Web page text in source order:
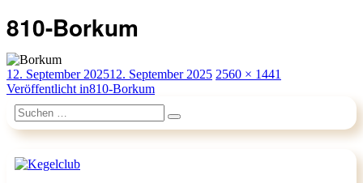
810-Borkum
Veröffentlicht
am
12. September 202512. September 2025 Originalgröße
2560 × 1441
Beitragsnavigation
Veröffentlicht in810-Borkum
Suchen
nach:
Suchen